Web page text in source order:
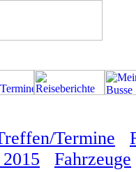
Termine
Fahrzeuge